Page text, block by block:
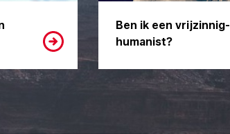
Ben ik een vrijzinnig-
humanist?